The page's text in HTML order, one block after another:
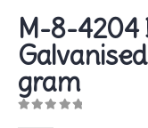
M-8-4204
gram